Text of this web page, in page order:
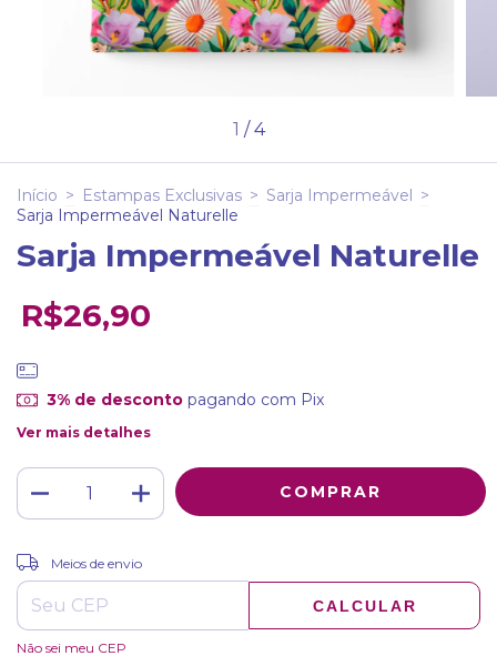
1 /4
Início > Estampas Exclusivas > Sarja Impermeável >
Sarja Impermeável Naturelle
Sarja Impermeável Naturelle
R$26,90
3% de descontopagando com Pix
Ver mais detalhes
Entregas para o CEP:
Meios de envio
CALCULAR
Não sei meu CEP